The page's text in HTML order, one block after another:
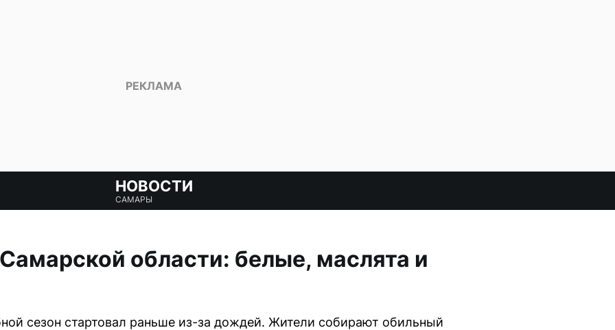
НОВОСТИ
САМАРЫ
области: белые, маслята и
сезон стартовал раньше из-за дождей. Жители собирают обильный